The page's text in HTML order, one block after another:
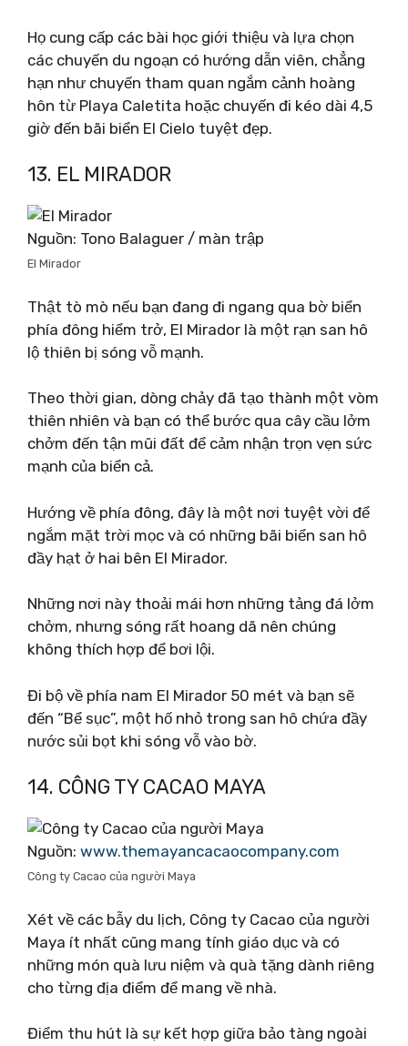
Họ cung cấp các bài học giới thiệu và lựa chọn
các chuyến du ngoạn có hướng dẫn viên, chẳng
hạn như chuyến tham quan ngắm cảnh hoàng
hôn từ Playa Caletita hoặc chuyến đi kéo dài 4,5
giờ đến bãi biển El Cielo tuyệt đẹp.
13. EL MIRADOR
Nguồn: Tono Balaguer / màn trập
El Mirador
Thật tò mò nếu bạn đang đi ngang qua bờ biển
phía đông hiểm trở, El Mirador là một rạn san hô
lộ thiên bị sóng vỗ mạnh.
Theo thời gian, dòng chảy đã tạo thành một vòm
thiên nhiên và bạn có thể bước qua cây cầu lởm
chởm đến tận mũi đất để cảm nhận trọn vẹn sức
mạnh của biển cả.
Hướng về phía đông, đây là một nơi tuyệt vời để
ngắm mặt trời mọc và có những bãi biển san hô
đầy hạt ở hai bên El Mirador.
Những nơi này thoải mái hơn những tảng đá lởm
chởm, nhưng sóng rất hoang dã nên chúng
không thích hợp để bơi lội.
Đi bộ về phía nam El Mirador 50 mét và bạn sẽ
đến “Bể sục”, một hố nhỏ trong san hô chứa đầy
nước sủi bọt khi sóng vỗ vào bờ.
14. CÔNG TY CACAO MAYA
Nguồn: www.themayancacaocompany.com
Công ty Cacao của người Maya
Xét về các bẫy du lịch, Công ty Cacao của người
Maya ít nhất cũng mang tính giáo dục và có
những món quà lưu niệm và quà tặng dành riêng
cho từng địa điểm để mang về nhà.
Điểm thu hút là sự kết hợp giữa bảo tàng ngoài